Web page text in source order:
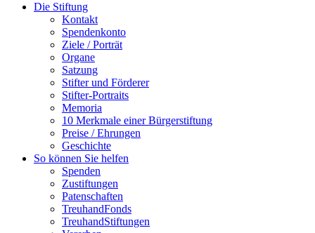
Die Stiftung
Kontakt
Spendenkonto
Ziele / Porträt
Organe
Satzung
Stifter und Förderer
Stifter-Portraits
Memoria
10 Merkmale einer Bürgerstiftung
Preise / Ehrungen
Geschichte
So können Sie helfen
Spenden
Zustiftungen
Patenschaften
TreuhandFonds
TreuhandStiftungen